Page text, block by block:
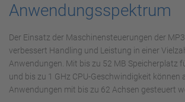
Anwendungsspektrum
Der Einsatz der Maschinensteuerungen der
verbessert Handling und Leistung in einer
Anwendungen. Mit bis zu 52 MB Speicherplatz
und bis zu 1 GHz CPU-Geschwindigkeit können
Anwendungen mit bis zu 62 Achsen gesteuert